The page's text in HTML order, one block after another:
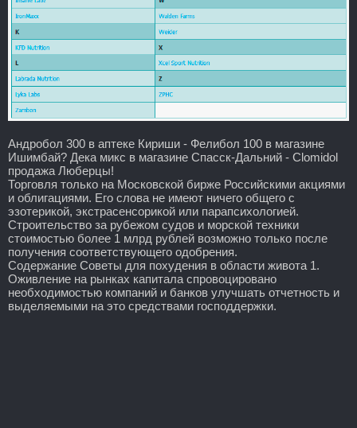
Андробол 300 в аптеке Кириши - Фелибол 100 в магазине
Ишимбай? Дека микс в магазине Спасск-Дальний - Clomidol
продажа Люберцы!
Торговля только на Московской бирже Российскими акциями
и облигациями. Его слова не имеют ничего общего с
эзотерикой, экстрасенсорикой или парапсихологией.
Строительство за рубежом судов и морской техники
стоимостью более 1 млрд рублей возможно только после
получения соответствующего одобрения.
Содержание Советы для похудения в области живота 1.
Оживление на рынках капитала спровоцировано
необходимостью компаний и банков улучшать отчетность и
выделяемыми на это средствами господдержки.